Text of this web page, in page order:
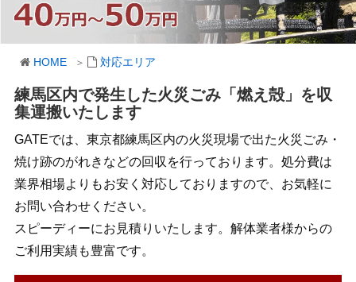
HOME 対応エリア
練馬区内で発生した火災ごみ「燃え殻」を収
集運搬いたします
GATEでは、東京都練馬区内の火災現場で出た火災ごみ・
焼け跡のがれきなどの回収を行っております。処分費は
業界相場よりもお安く対応しておりますので、お気軽に
お問い合わせください。
スピーディーにお見積りいたします。解体業者様からの
ご利用実績も豊富です。